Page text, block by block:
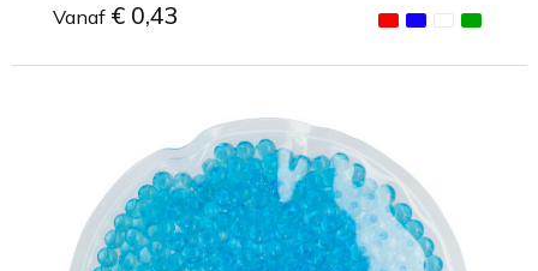
Vanaf € 0,43
Minimale afname: 1